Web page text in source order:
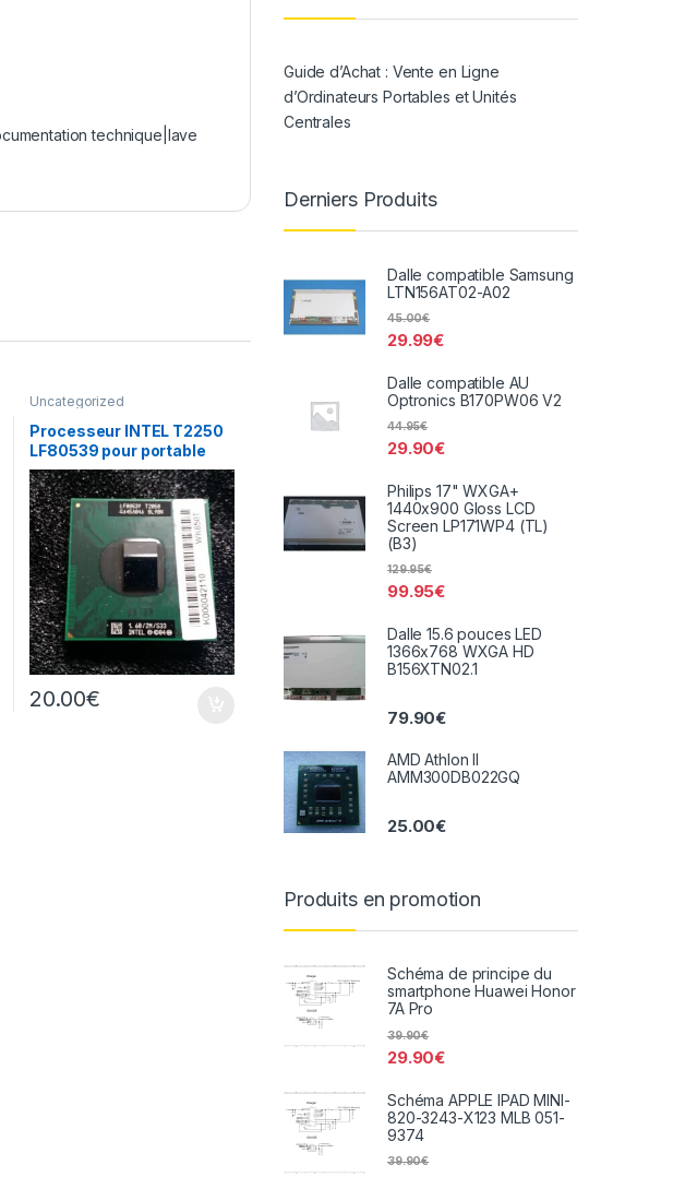
technique|lave
Uncategorized
Processeur INTEL T2250
LF80539 pour portable
20.00€
Guide d’Achat : Vente en Ligne
d’Ordinateurs Portables et Unités
Centrales
Derniers Produits
Dalle compatible Samsung
LTN156AT02-A02
29.99€
45.00€
Dalle compatible AU
Optronics B170PW06 V2
29.90€
44.95€
Philips 17" WXGA+
1440x900 Gloss LCD
Screen LP171WP4 (TL)
(B3)
99.95€
129.95€
Dalle 15.6 pouces LED
1366x768 WXGA HD
B156XTN02.1
79.90€
AMD Athlon II
AMM300DB022GQ
25.00€
Produits en promotion
Schéma de principe du
smartphone Huawei Honor
7A Pro
29.90€
39.90€
Schéma APPLE IPAD MINI-
820-3243-X123 MLB 051-
9374
39.90€